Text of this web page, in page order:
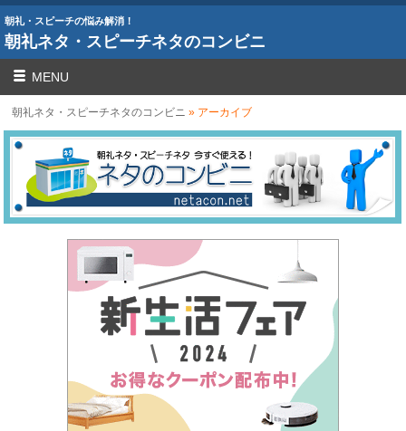
朝礼・スピーチの悩み解消！
朝礼ネタ・スピーチネタのコンビニ
MENU
朝礼ネタ・スピーチネタのコンビニ » アーカイブ